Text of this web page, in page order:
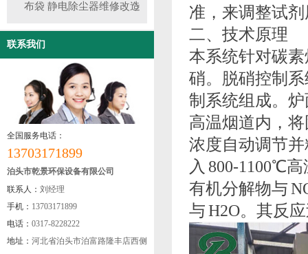
布袋 静电除尘器维修改造
联系我们
全国服务电话：
13703171899
泊头市乾景环保设备有限公司
联系人： 刘经理
手机： 13703171899
电话： 0317-8228222
地址： 河北省泊头市泊富路隆丰店西侧
准，来调整试
二、技术原理
本系统针对碳
硝。脱硝控制
制系统组成。
高温烟道内，
浓度自动调节
入 800-1100℃
有机分解物与
与 H2O。其反